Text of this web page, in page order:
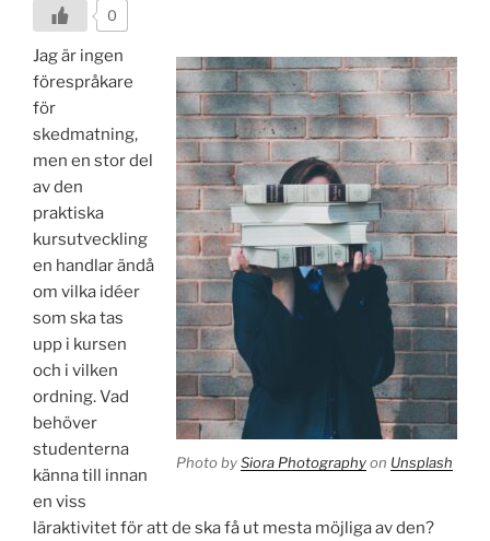
0
Photo bySiora Photographyon Unsplash
Jag är ingen
förespråkare
för
skedmatning,
men en stor del
av den
praktiska
kursutveckling
en handlar ändå
om vilka idéer
som ska tas
upp i kursen
och i vilken
ordning. Vad
behöver
studenterna
känna till innan
en viss
läraktivitet för att de ska få ut mesta möjliga av den?